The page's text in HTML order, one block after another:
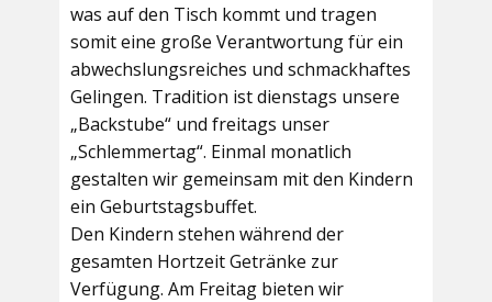
was auf den Tisch kommt und tragen
somit eine große Verantwortung für ein
abwechslungsreiches und schmackhaftes
Gelingen. Tradition ist dienstags unsere
„Backstube“ und freitags unser
„Schlemmertag“. Einmal monatlich
gestalten wir gemeinsam mit den Kindern
ein Geburtstagsbuffet.
Den Kindern stehen während der
gesamten Hortzeit Getränke zur
Verfügung. Am Freitag bieten wir